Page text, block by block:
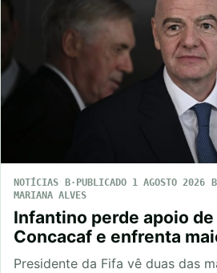
NOTÍCIAS PUBLICADO 1 AGOSTO 2026
MARIANA ALVES
Infantino perde apoio de
Concacaf e enfrenta
Presidente da Fifa vê duas das